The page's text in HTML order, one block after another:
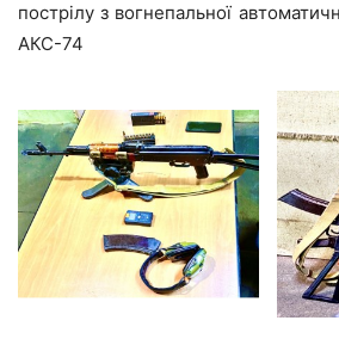
пострілу з вогнепальної
АКС-74